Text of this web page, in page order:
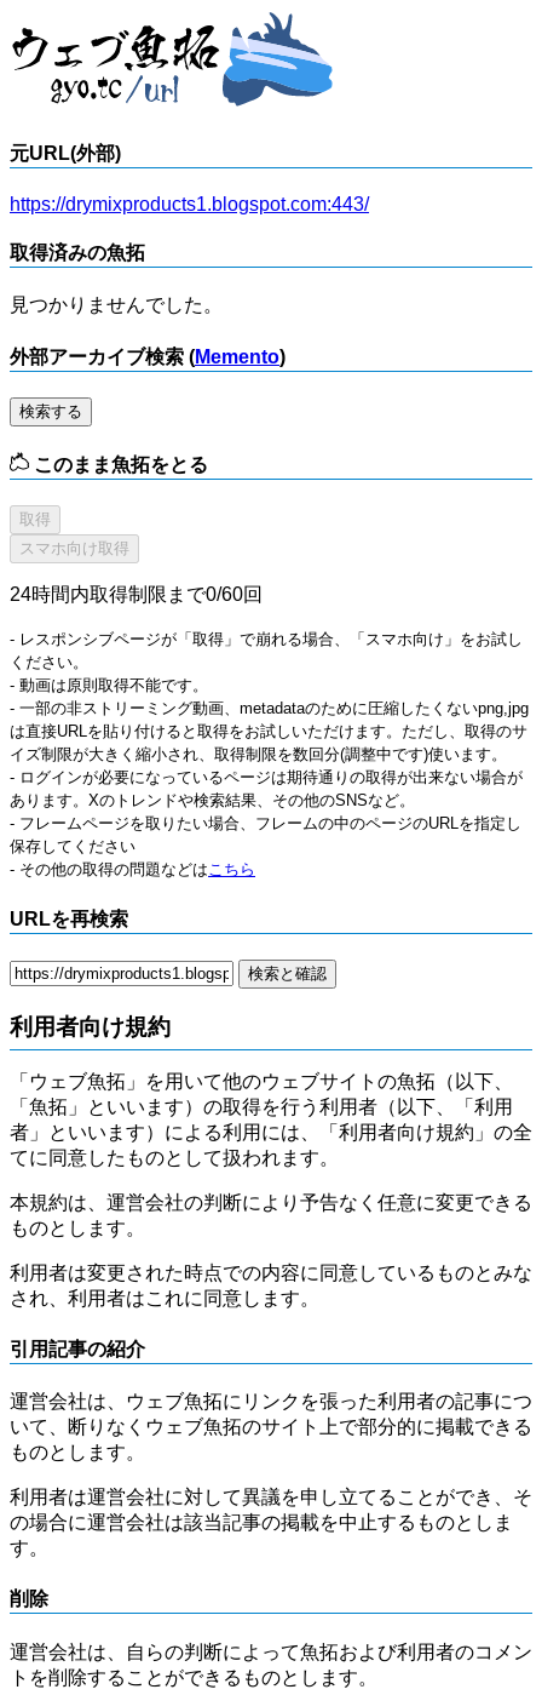
元URL(外部)
https://drymixproducts1.blogspot.com:443/
取得済みの魚拓
見つかりませんでした。
外部アーカイブ検索 (Memento)
検索する
このまま魚拓をとる
24時間内取得制限まで0/60回
- レスポンシブページが「取得」で崩れる場合、「スマホ向け」をお試し
ください。
- 動画は原則取得不能です。
- 一部の非ストリーミング動画、metadataのために圧縮したくないpng,jpg
は直接URLを貼り付けると取得をお試しいただけます。ただし、取得のサ
イズ制限が大きく縮小され、取得制限を数回分(調整中です)使います。
- ログインが必要になっているページは期待通りの取得が出来ない場合が
あります。Xのトレンドや検索結果、その他のSNSなど。
- フレームページを取りたい場合、フレームの中のページのURLを指定し
保存してください
- その他の取得の問題などはこちら
URLを再検索
利用者向け規約
「ウェブ魚拓」を用いて他のウェブサイトの魚拓（以下、
「魚拓」といいます）の取得を行う利用者（以下、「利用
者」といいます）による利用には、「利用者向け規約」の全
てに同意したものとして扱われます。
本規約は、運営会社の判断により予告なく任意に変更できる
ものとします。
利用者は変更された時点での内容に同意しているものとみな
され、利用者はこれに同意します。
引用記事の紹介
運営会社は、ウェブ魚拓にリンクを張った利用者の記事につ
いて、断りなくウェブ魚拓のサイト上で部分的に掲載できる
ものとします。
利用者は運営会社に対して異議を申し立てることができ、そ
の場合に運営会社は該当記事の掲載を中止するものとしま
す。
削除
運営会社は、自らの判断によって魚拓および利用者のコメン
トを削除することができるものとします。